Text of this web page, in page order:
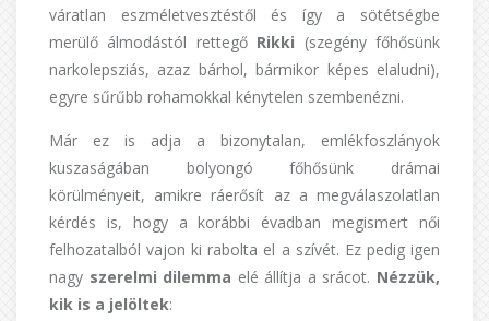
váratlan eszméletvesztéstől és így a sötétségbe
merülő álmodástól rettegő Rikki (szegény főhősünk
narkolepsziás, azaz bárhol, bármikor képes elaludni),
egyre sűrűbb rohamokkal kénytelen szembenézni.
Már ez is adja a bizonytalan, emlékfoszlányok
kuszaságában bolyongó főhősünk drámai
körülményeit, amikre ráerősít az a megválaszolatlan
kérdés is, hogy a korábbi évadban megismert női
felhozatalból vajon ki rabolta el a szívét. Ez pedig igen
nagy szerelmi dilemma elé állítja a srácot. Nézzük,
kik is a jelöltek: